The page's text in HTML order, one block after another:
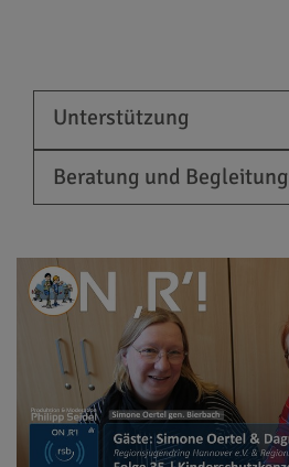
Unterstützung
Beratung und Begleitung